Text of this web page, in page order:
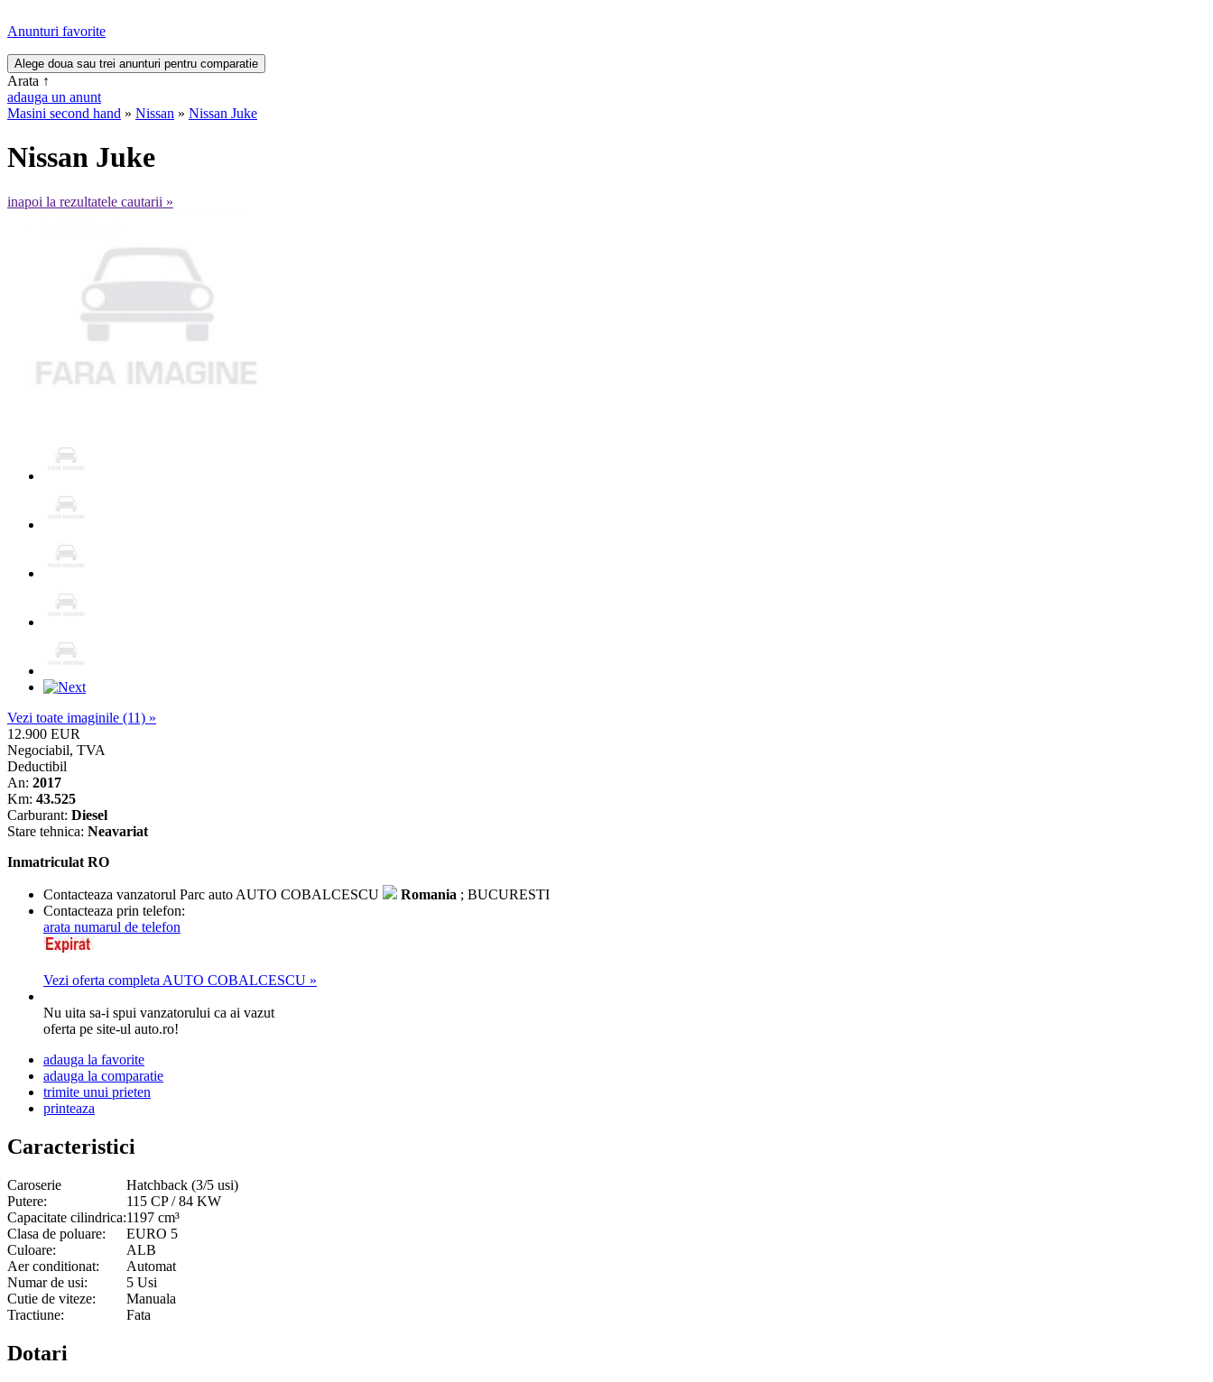
Anunturi favorite
Arata ↑
adauga un anunt
Masini second hand » Nissan » Nissan Juke
Nissan Juke
inapoi la rezultatele cautarii »
Vezi toate imaginile (11) »
12.900 EUR
Negociabil, TVA
Deductibil
An: 2017
Km: 43.525
Carburant: Diesel
Stare tehnica: Neavariat
Inmatriculat RO
Contacteaza vanzatorul Parc auto AUTO COBALCESCU Romania ; BUCURESTI
Contacteaza prin telefon:
arata numarul de telefon
Vezi oferta completa AUTO COBALCESCU »
Nu uita sa-i spui vanzatorului ca ai vazut
oferta pe site-ul auto.ro!
adauga la favorite
adauga la comparatie
trimite unui prieten
printeaza
Caracteristici
Caroserie
Hatchback (3/5 usi)
Putere:
115 CP / 84 KW
Capacitate cilindrica:1197 cm³
Clasa de poluare:
EURO 5
Culoare:
ALB
Aer conditionat:
Automat
Numar de usi:
5 Usi
Cutie de viteze:
Manuala
Tractiune:
Fata
Dotari